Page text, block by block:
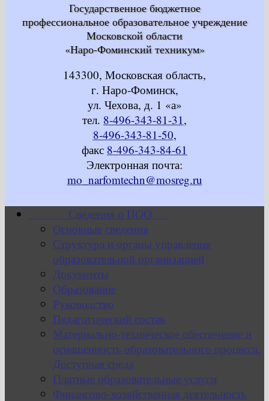
Государственное бюджетное
профессиональное образовательное учреждение
Московской области
«Наро-Фоминский техникум»
143300, Московская область,
г. Наро-Фоминск,
ул. Чехова, д. 1 «а»
тел. 8-496-343-81-31,
8-496-343-81-50,
факс 8-496-343-84-61
Электронная почта:
mo_narfomtechn@mosreg.ru
Сведения о ПОО
Основные сведения
Структура и органы управления
образовательной организацией
Документы
Образование
Руководство
Педагогический состав
Материально-техническое обеспечение и
оснащенность образовательного процесса.
Доступная среда
Платные образовательные услуги
Финансово-хозяйственная деятельность